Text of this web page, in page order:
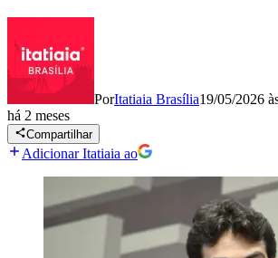
PorItatiaia Brasília19/05/2026
há 2 meses
Compartilhar
Adicionar Itatiaia ao